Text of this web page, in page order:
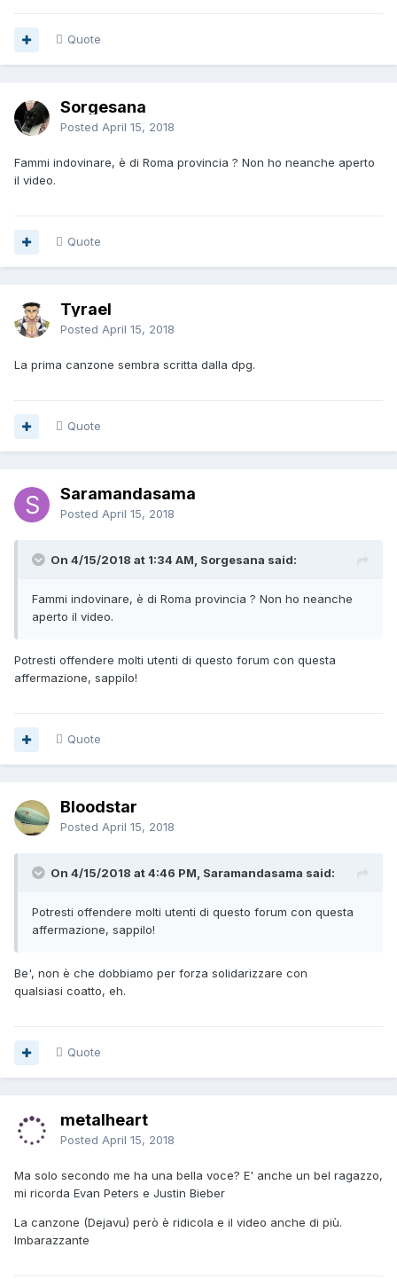
Quote
Sorgesana
Posted April 15, 2018
Fammi indovinare, è di Roma provincia ? Non ho neanche aperto
il video.
Quote
Tyrael
Posted April 15, 2018
La prima canzone sembra scritta dalla dpg.
Quote
Saramandasama
Posted April 15, 2018
On 4/15/2018 at 1:34 AM, Sorgesana said:
Fammi indovinare, è di Roma provincia ? Non ho neanche
aperto il video.
Potresti offendere molti utenti di questo forum con questa
affermazione, sappilo!
Quote
Bloodstar
Posted April 15, 2018
On 4/15/2018 at 4:46 PM, Saramandasama said:
Potresti offendere molti utenti di questo forum con questa
affermazione, sappilo!
Be', non è che dobbiamo per forza solidarizzare con
qualsiasi coatto, eh.
Quote
metalheart
Posted April 15, 2018
Ma solo secondo me ha una bella voce? E' anche un bel ragazzo,
mi ricorda Evan Peters e Justin Bieber
La canzone (Dejavu) però è ridicola e il video anche di più.
Imbarazzante